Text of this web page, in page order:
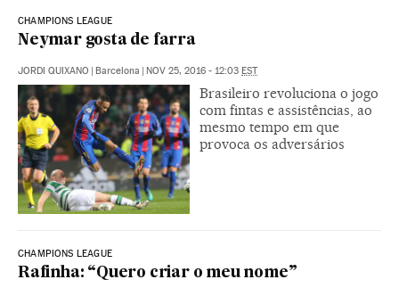
CHAMPIONS LEAGUE
Neymar gosta de farra
JORDI QUIXANO | Barcelona | NOV 25, 2016 - 12:03 EST
Brasileiro revoluciona o jogo
com fintas e assistências, ao
mesmo tempo em que
provoca os adversários
CHAMPIONS LEAGUE
Rafinha: “Quero criar o meu nome”